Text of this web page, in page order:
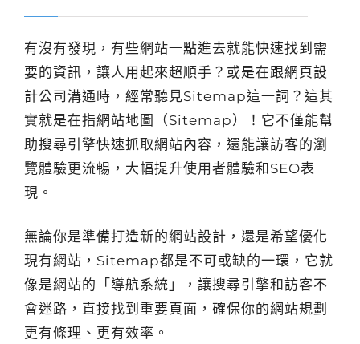
有沒有發現，有些網站一點進去就能快速找到需
要的資訊，讓人用起來超順手？或是在跟網頁設
計公司溝通時，經常聽見Sitemap這一詞？這其
實就是在指網站地圖（Sitemap）！它不僅能幫
助搜尋引擎快速抓取網站內容，還能讓訪客的瀏
覽體驗更流暢，大幅提升使用者體驗和SEO表
現。
無論你是準備打造新的網站設計，還是希望優化
現有網站，Sitemap都是不可或缺的一環，它就
像是網站的「導航系統」，讓搜尋引擎和訪客不
會迷路，直接找到重要頁面，確保你的網站規劃
更有條理、更有效率。